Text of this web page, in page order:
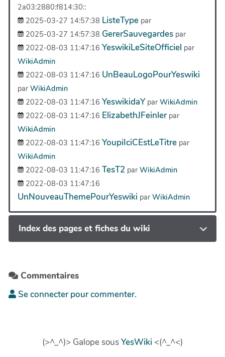
2a03:2880:f814:30::
2025-03-27 14:57:38 ListeType par
2025-03-27 14:57:38 GererSauvegardes par
2022-08-03 11:47:16 YeswikiLeSiteOfficiel par
WikiAdmin
2022-08-03 11:47:16 UnBeauLogoPourYeswiki
par WikiAdmin
2022-08-03 11:47:16 YeswikidaY par WikiAdmin
2022-08-03 11:47:16 ElizabethJFeinler par
WikiAdmin
2022-08-03 11:47:16 YoupiIciCEstLeTitre par
WikiAdmin
2022-08-03 11:47:16 TesT2 par WikiAdmin
2022-08-03 11:47:16
UnNouveauThemePourYeswiki par WikiAdmin
Index des pages et fiches du wiki
Commentaires
Se connecter pour commenter.
(>^_^)> Galope sousYesWiki <(^_^<)